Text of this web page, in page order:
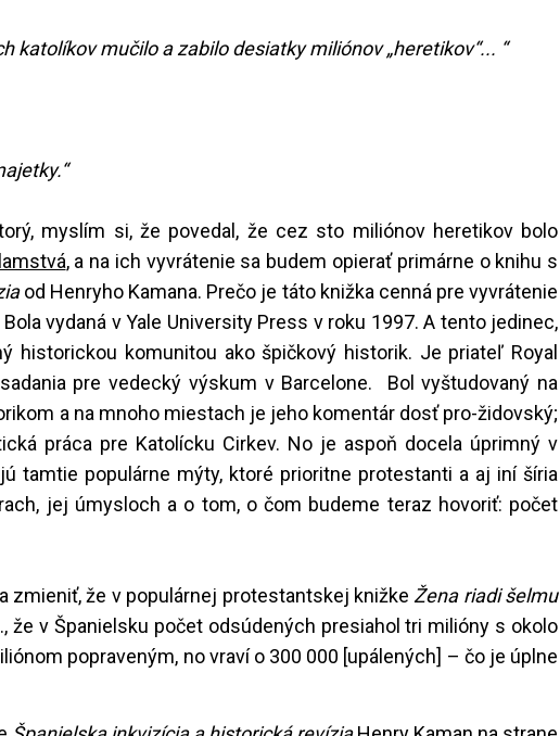
katolíkov mučilo a zabilo desiatky miliónov „heretikov“... “
myslím si, že povedal, že cez sto miliónov heretikov bolo
, a na ich vyvrátenie sa budem opierať primárne o knihu s
od Henryho Kamana. Prečo je táto knižka cenná pre vyvrátenie
vydaná v Yale University Press v roku 1997. A tento jedinec,
historickou komunitou ako špičkový historik. Je priateľ Royal
pre vedecký výskum v Barcelone. Bol vyštudovaný na
a na mnoho miestach je jeho komentár dosť pro-židovský;
práca pre Katolícku Cirkev. No je aspoň docela úprimný v
tamtie populárne mýty, ktoré prioritne protestanti a aj iní šíria
jej úmysloch a o tom, o čom budeme teraz hovoriť: počet
zmieniť, že v populárnej protestantskej knižke Žena riadi šelmu
že v Španielsku počet odsúdených presiahol tri milióny s okolo
popraveným, no vraví o 300 000 [upálených] – čo je úplne